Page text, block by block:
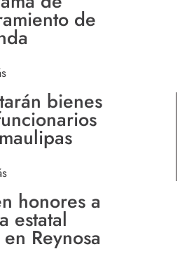
de
bienes
honores a
estatal
Reynosa